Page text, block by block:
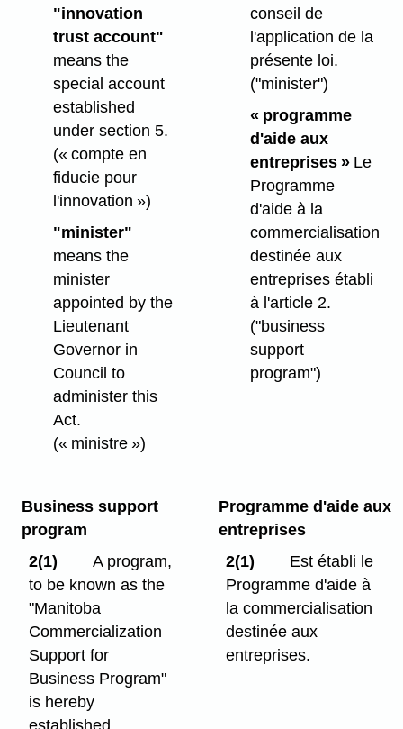
"innovation
trust account"
means the
special account
established
under section 5.
(« compte en
fiducie pour
l'innovation »)
"minister"
means the
minister
appointed by the
Lieutenant
Governor in
Council to
administer this
Act.
(« ministre »)
conseil de
l'application de la
présente loi.
("minister")
« programme
d'aide aux
entreprises »Le
Programme
d'aide à la
commercialisation
destinée aux
entreprises établi
à l'article 2.
("business
support
program")
Business support
program
2(1)
A program,
to be known as the
"Manitoba
Commercialization
Support for
Business Program"
is hereby
established.
Programme d'aide aux
entreprises
2(1)
Est établi le
Programme d'aide à
la commercialisation
destinée aux
entreprises.